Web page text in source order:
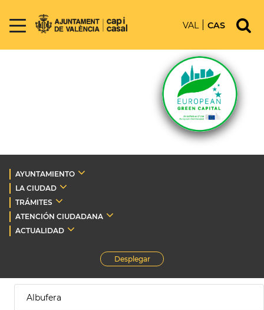
VAL CAS
AYUNTAMIENTO
LA CIUDAD
TRÁMITES
ATENCIÓN CIUDADANA
ACTUALIDAD
Desplegar
Albufera